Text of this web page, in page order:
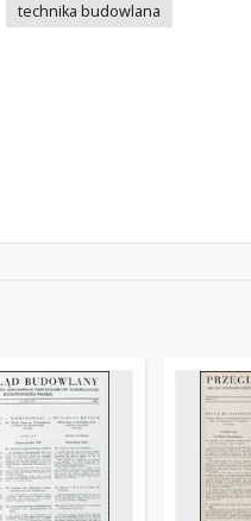
technika budowlana